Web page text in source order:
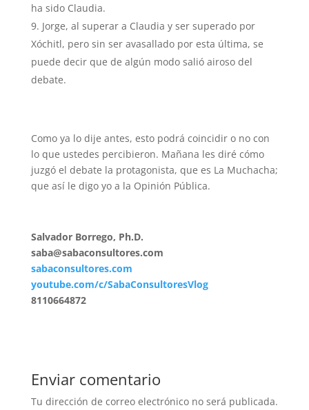
ha sido Claudia.
Jorge, al superar a Claudia y ser superado por
Xóchitl, pero sin ser avasallado por esta última, se
puede decir que de algún modo salió airoso del
debate.
Como ya lo dije antes, esto podrá coincidir o no con
lo que ustedes percibieron. Mañana les diré cómo
juzgó el debate la protagonista, que es La Muchacha;
que así le digo yo a la Opinión Pública.
Salvador Borrego, Ph.D.
saba@sabaconsultores.com
sabaconsultores.com
youtube.com/c/SabaConsultoresVlog
8110664872
Enviar comentario
Tu dirección de correo electrónico no será publicada.